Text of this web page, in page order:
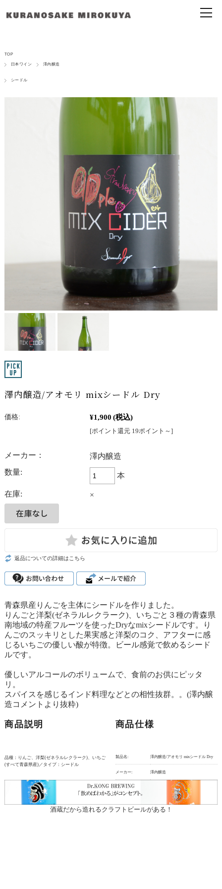
TOP
日本ワイン 澤内醸造
シードル
澤内醸造/アオモリ mixシードル Dry
価格: ¥1,900 (税込)
[ポイント還元 19ポイント～]
メーカー：
澤内醸造
数量:
本
在庫: ×
返品についての詳細はこちら
青森県産りんごを主体にシードルを作りました。
りんごと洋梨(ゼネラルレクラーク)、いちごと３種の青森県
南地域の特産フルーツを使ったDryなmixシードルです。り
んごのスッキリとした果実感と洋梨のコク、アフターに感
じるいちごの優しい酸が特徴。ビール感覚で飲めるシード
ルです。
優しいアルコールのボリュームで、食前のお供にピッタ
リ。
スパイスを感じるインド料理などとの相性抜群。。(澤内醸
造コメントより抜粋)
商品説明
品種：りんご、洋梨(ゼネラルレクラーク)、いちご
(すべて青森県産)／タイプ：シードル
商品仕様
製品名: 澤内醸造/アオモリ mixシードル Dry
メーカー: 澤内醸造
酒蔵だから造れるクラフトビールがある！